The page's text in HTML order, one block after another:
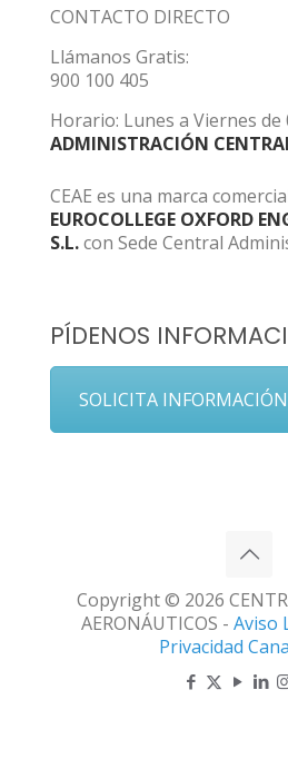
CONTACTO DIRECTO
Llámanos Gratis:
900 100 405
Horario: Lunes a Viernes de
ADMINISTRACIÓN
CEAE es una marca
EUROCOLLEGE OXFORD
S.L.con Sede Central
PÍDENOS
SOLICITA INFORMACIÓN
Copyright © 2026
AERONÁUTICOS - Aviso
Privacidad